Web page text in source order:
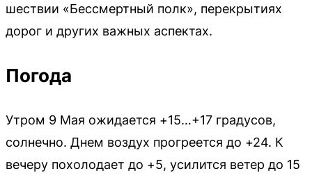
шествии «Бессмертный полк», перекрытиях
дорог и других важных аспектах.
Погода
Утром 9 Мая ожидается +15…+17 градусов,
солнечно. Днем воздух прогреется до +24. К
вечеру похолодает до +5, усилится ветер до 15